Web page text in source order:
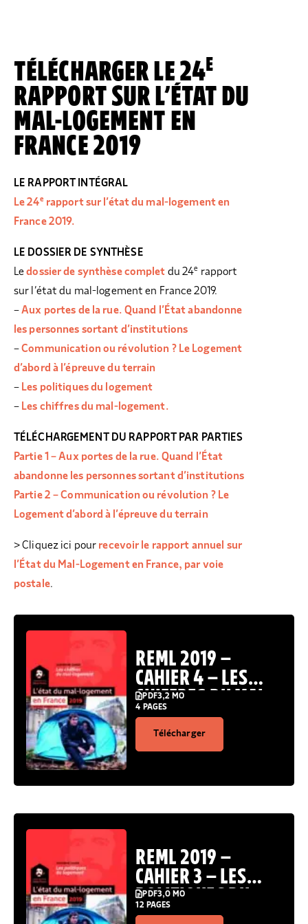
TÉLÉCHARGER LE 24 E
RAPPORT SUR L’ÉTAT DU
MAL-LOGEMENT EN
FRANCE 2019
LE RAPPORT INTÉGRAL
Le 24e rapport sur l’état du mal-logement en
France 2019.
LE DOSSIER DE SYNTHÈSE
Ledossier de synthèse complet du 24e rapport
sur l’état du mal-logement en France 2019.
–Aux portes de la rue. Quand l’État abandonne
les personnes sortant d’institutions
–Communication ou révolution ? Le Logement
d’abord à l’épreuve du terrain
– Les politiques du logement
– Les chiffres du mal-logement.
TÉLÉCHARGEMENT DU RAPPORT PAR PARTIES
Partie 1 – Aux portes de la rue. Quand l’État
abandonne les personnes sortant d’institutions
Partie 2 – Communication ou révolution ? Le
Logement d’abord à l’épreuve du terrain
> Cliquez ici pour recevoir le rapport annuel sur
l’État du Mal-Logement en France, par voie
postale.
REML 2019 –
CAHIER 4 – LES
CHIFFRES DU MAL-
LOGEMENT.
PDF3,2 MO
4 PAGES
Télécharger
REML 2019 –
CAHIER 3 – LES
POLITIQUES DU
LOGEMENT
PDF3,0 MO
12 PAGES